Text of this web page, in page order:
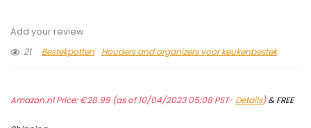
Add your review
21
Bestekpotten Houders and organizers voor keukenbestek
Amazon.nl Price:€28.99(as of 10/04/2023 05:08 PST- Details)&FREE